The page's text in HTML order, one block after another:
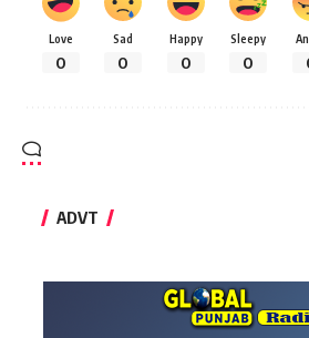
Love
0
Sad
0
Happy
0
Sleepy
0
ADVT